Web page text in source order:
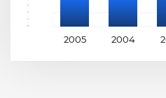
2005 2004